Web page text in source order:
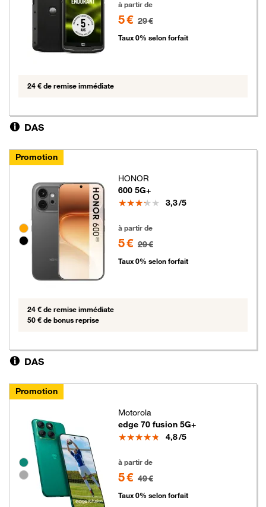
à partir de
5 € 29 €
Taux 0% selon forfait
24 € de remise immédiate
DAS
Promotion
Groupe de couleurs disponibles non sélectionnables
HONOR
600 5G+
Note
3,3/5
à partir de
5 € 29 €
Taux 0% selon forfait
24 € de remise immédiate
50 € de bonus reprise
DAS
Promotion
Groupe de couleurs disponibles non sélectionnables
Motorola
edge 70 fusion 5G+
Note
4,8/5
à partir de
5 € 49 €
Taux 0% selon forfait